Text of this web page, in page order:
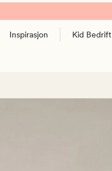
Inspirasjon Kid Bedrift